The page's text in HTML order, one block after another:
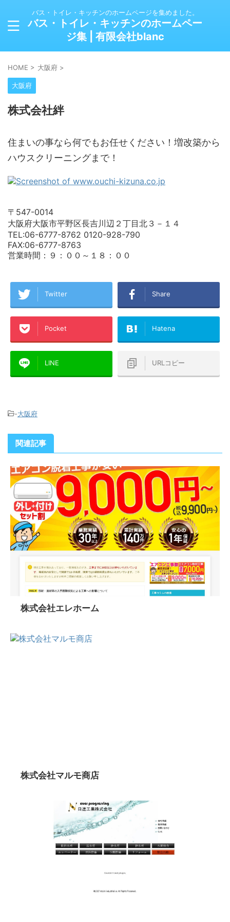
バス・トイレ・キッチンのホームページを集めました。
バス・トイレ・キッチンのホームペー
ジ集 | 有限会社blanc
HOME > 大阪府 >
大阪府
株式会社絆
住まいの事なら何でもお任せください！増改築から
ハウスクリーニングまで！
〒547-0014
大阪府大阪市平野区長吉川辺２丁目北３－１４
TEL:06-6777-8762 0120-928-790
FAX:06-6777-8763
営業時間：９：００～１８：００
Twitter Share
Pocket Hatena
LINE URLコピー
-大阪府
関連記事
株式会社エレホーム
株式会社マルモ商店